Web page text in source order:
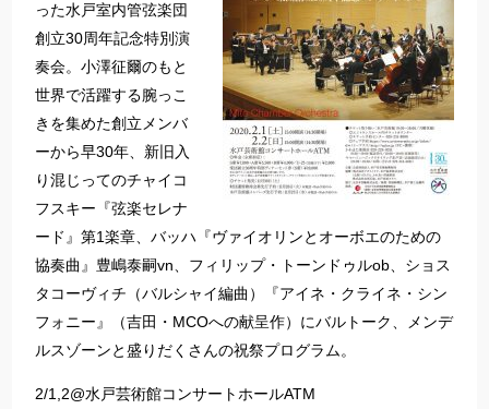
った水戸室内管弦楽団
創立30周年記念特別演
奏会。小澤征爾のもと
世界で活躍する腕っこ
きを集めた創立メンバ
ーから早30年、新旧入
り混じってのチャイコ
フスキー『弦楽セレナ
ード』第1楽章、バッハ『ヴァイオリンとオーボエのための
協奏曲』豊嶋泰嗣vn、フィリップ・トーンドゥルob、ショス
タコーヴィチ（バルシャイ編曲）『アイネ・クライネ・シン
フォニー』（吉田・MCOへの献呈作）にバルトーク、メンデ
ルスゾーンと盛りだくさんの祝祭プログラム。
2/1,2@水戸芸術館コンサートホールATM